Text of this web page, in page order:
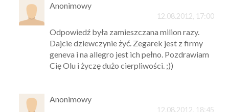
Anonimowy
12.08.2012, 17:00
Odpowiedź była zamieszczana milion razy.
Dajcie dziewczynie żyć. Zegarek jest z firmy
geneva i na allegro jest ich pełno. Pozdrawiam
Cię Olu i życzę dużo cierpliwości. ;))
Anonimowy
12.08.2012, 18:45